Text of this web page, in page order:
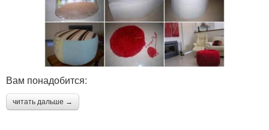
Вам понадобится:
читать дальше →